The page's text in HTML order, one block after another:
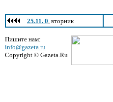
25.11. 0, вторник
Пишите нам:
info@gazeta.ru
Copyright © Gazeta.Ru